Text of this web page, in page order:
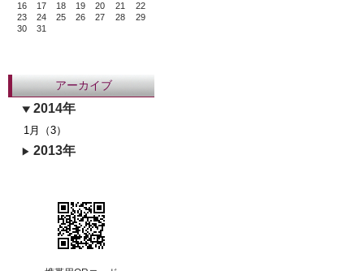
16
17 18 19 20 21
22
23
24 25 26 27 28
29
30
31
アーカイブ
2014年
1月（3）
2013年